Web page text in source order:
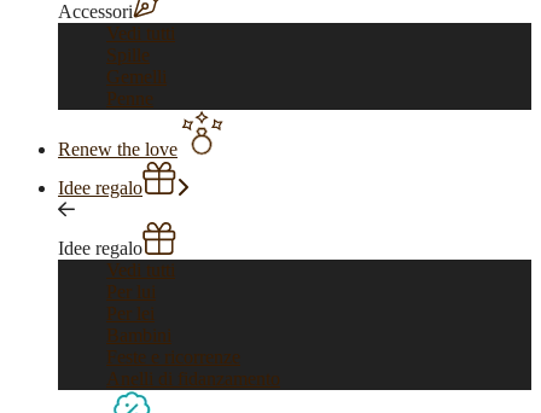
Accessori
Vedi tutti
Spille
Gemelli
Penne
Renew the love
Idee regalo
Idee regalo
Vedi tutti
Per lui
Per lei
Bambini
Feste e ricorrenze
Anelli di fidanzamento